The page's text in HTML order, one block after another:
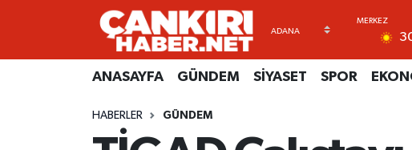
ANASAYFA GÜNDEM SİYASET SPOR
HABERLER GÜNDEM
ANASAYFA
SİYASET
Künye
Gizlilik Sözleşmesi
Merkez Hava Durumu
Süper Lig Puan Durumu ve Fikstür